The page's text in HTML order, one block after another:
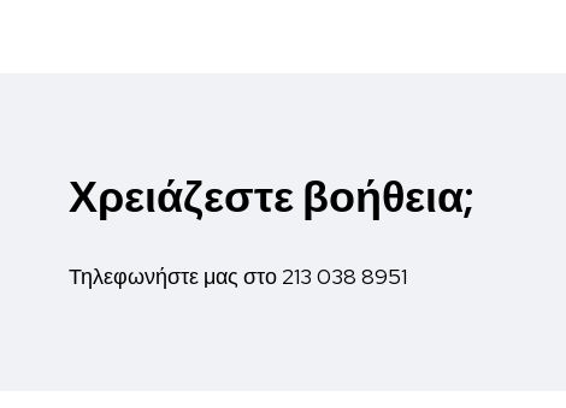
Χρειάζεστε βοήθεια;
Τηλεφωνήστε μας στο 213 038 8951